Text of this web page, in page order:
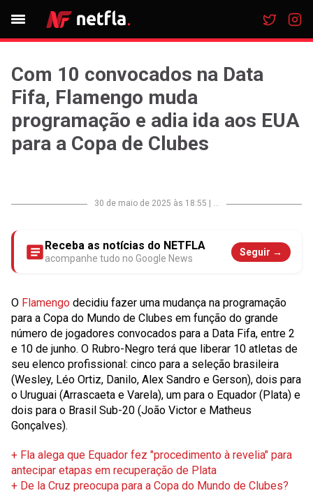
Com 10 convocados na Data
Fifa, Flamengo muda
programação e adia ida aos EUA
para a Copa de Clubes
30 de maio de 2025 às 18:55 ...
Receba as notícias do NETFLA
acompanhe tudo no Google News
Seguir →
O Flamengo decidiu fazer uma mudança na programação
para a Copa do Mundo de Clubes em função do grande
número de jogadores convocados para a Data Fifa, entre 2
e 10 de junho. O Rubro-Negro terá que liberar 10 atletas de
seu elenco profissional: cinco para a seleção brasileira
(Wesley, Léo Ortiz, Danilo, Alex Sandro e Gerson), dois para
o Uruguai (Arrascaeta e Varela), um para o Equador (Plata) e
dois para o Brasil Sub-20 (João Victor e Matheus
Gonçalves).
+ Fla alega que Equador fez "procedimento à revelia" para
antecipar etapas em recuperação de Plata
+ De la Cruz preocupa para a Copa do Mundo de Clubes?